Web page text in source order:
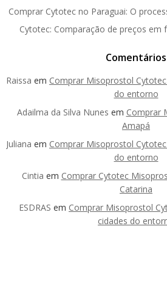
Comprar Cytotec no Paraguai: O
Cytotec: Comparação de preços em
Comentários
Raissa em Comprar Misoprostol
do entorno
Adailma da Silva Nunes em Comprar
Amapá
Juliana em Comprar Misoprostol
do entorno
Cintia em Comprar Cytotec
Catarina
ESDRAS em Comprar Misoprostol
cidades do